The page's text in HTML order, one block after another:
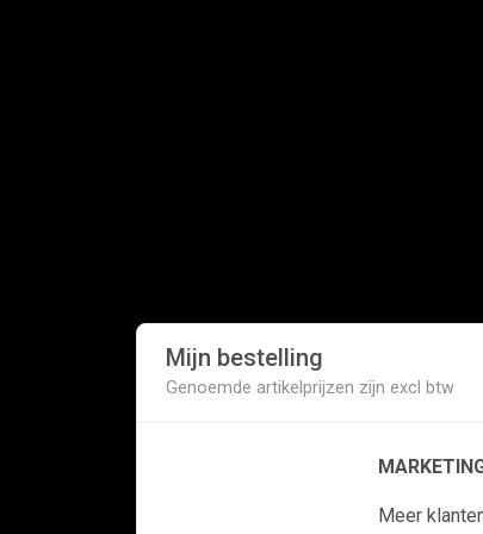
Mijn bestelling
Genoemde artikelprijzen zijn excl btw
Meer